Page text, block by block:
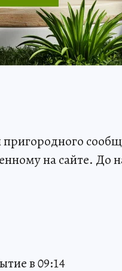
на сайте. До
в 09:14